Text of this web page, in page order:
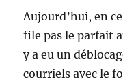
Aujourd’hui, en
file pas le parfait
y a eu un
courriels avec le